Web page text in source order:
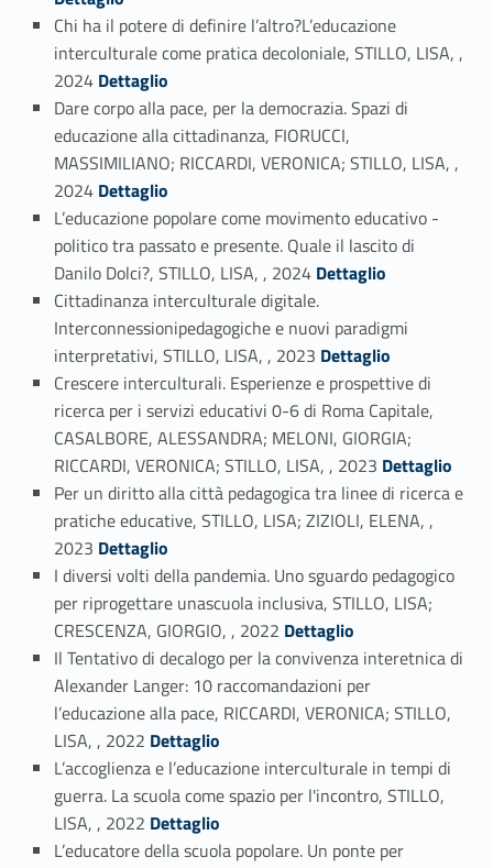
Chi ha il potere di definire l’altro?L’educazione
interculturale come pratica decoloniale, STILLO, LISA, ,
2024 Link identifier #identifier_person_150968-6Dettaglio
Dare corpo alla pace, per la democrazia. Spazi di
educazione alla cittadinanza, FIORUCCI,
MASSIMILIANO; RICCARDI, VERONICA; STILLO, LISA, ,
2024 Link identifier #identifier_person_1481-7Dettaglio
L’educazione popolare come movimento educativo -
politico tra passato e presente. Quale il lascito di
Danilo Dolci?, STILLO, LISA, , 2024 Link identifier #identifier_person_112424-8Dettaglio
Cittadinanza interculturale digitale.
Interconnessionipedagogiche e nuovi paradigmi
interpretativi, STILLO, LISA, , 2023 Link identifier #identifier_person_36202-9Dettaglio
Crescere interculturali. Esperienze e prospettive di
ricerca per i servizi educativi 0-6 di Roma Capitale,
CASALBORE, ALESSANDRA; MELONI, GIORGIA;
RICCARDI, VERONICA; STILLO, LISA, , 2023 Link identifier #identifier_person_129485-10
Dettaglio
Per un diritto alla città pedagogica tra linee di ricerca e
pratiche educative, STILLO, LISA; ZIZIOLI, ELENA, ,
2023 Link identifier #identifier_person_158095-11
Dettaglio
I diversi volti della pandemia. Uno sguardo pedagogico
per riprogettare unascuola inclusiva, STILLO, LISA;
CRESCENZA, GIORGIO, , 2022 Link identifier #identifier_person_180091-12
Dettaglio
Il Tentativo di decalogo per la convivenza interetnica di
Alexander Langer: 10 raccomandazioni per
l’educazione alla pace, RICCARDI, VERONICA; STILLO,
LISA, , 2022 Link identifier #identifier_person_180908-13
Dettaglio
L’accoglienza e l’educazione interculturale in tempi di
guerra. La scuola come spazio per l'incontro, STILLO,
LISA, , 2022 Link identifier #identifier_person_96277-14
Dettaglio
L’educatore della scuola popolare. Un ponte per